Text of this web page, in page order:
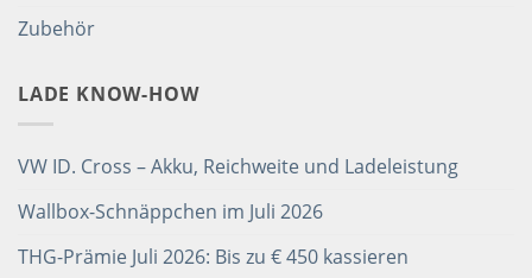
Zubehör
LADE KNOW-HOW
VW ID. Cross – Akku, Reichweite und Ladeleistung
Wallbox-Schnäppchen im Juli 2026
THG-Prämie Juli 2026: Bis zu € 450 kassieren